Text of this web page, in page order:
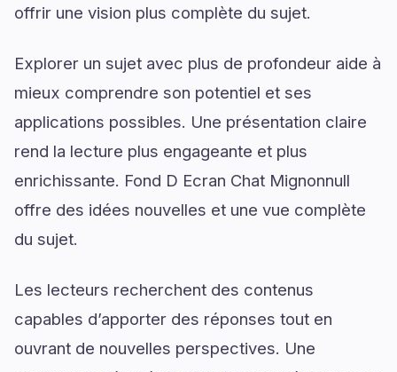
offrir une vision plus complète du sujet.
Explorer un sujet avec plus de profondeur aide à
mieux comprendre son potentiel et ses
applications possibles. Une présentation claire
rend la lecture plus engageante et plus
enrichissante. Fond D Ecran Chat Mignonnull
offre des idées nouvelles et une vue complète
du sujet.
Les lecteurs recherchent des contenus
capables d’apporter des réponses tout en
ouvrant de nouvelles perspectives. Une